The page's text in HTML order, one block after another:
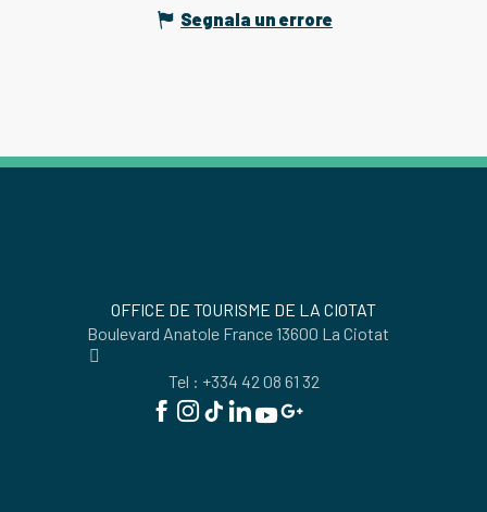
Segnala un errore
OFFICE DE TOURISME DE LA CIOTAT
Boulevard Anatole France 13600 La Ciotat
Tel : +334 42 08 61 32